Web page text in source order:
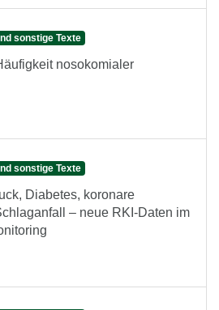
sonstige Texte
nosokomialer
sonstige Texte
Diabetes, koronare
– neue RKI-Daten im